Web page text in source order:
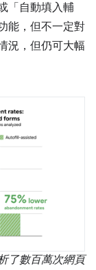
「自動填入輔
能，但不一定對
況，但仍可大幅
了數百萬次網頁